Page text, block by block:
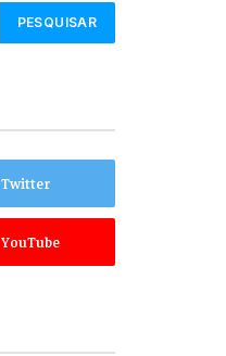
Twitter
YouTube